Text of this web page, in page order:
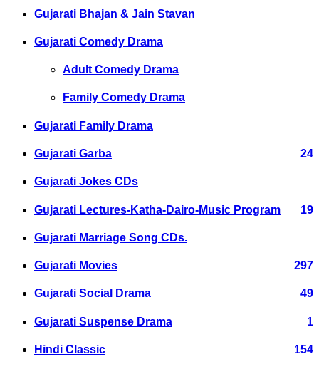
Gujarati Bhajan & Jain Stavan
Gujarati Comedy Drama
Adult Comedy Drama
Family Comedy Drama
Gujarati Family Drama
Gujarati Garba 24
Gujarati Jokes CDs
Gujarati Lectures-Katha-Dairo-Music Program 19
Gujarati Marriage Song CDs.
Gujarati Movies 297
Gujarati Social Drama 49
Gujarati Suspense Drama 1
Hindi Classic 154